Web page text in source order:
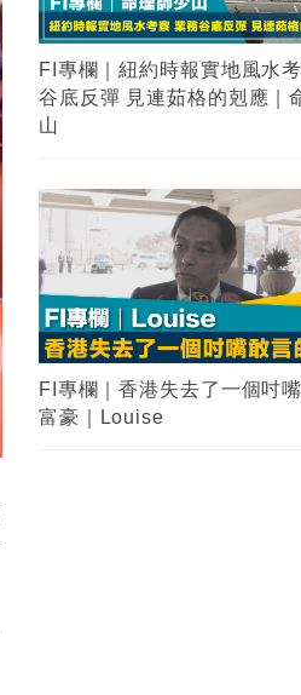
FI專欄｜紐約時報實地風水
谷底反彈 見連茹格的剋應｜
山
FI專欄｜香港失去了一個吋
富豪｜Louise